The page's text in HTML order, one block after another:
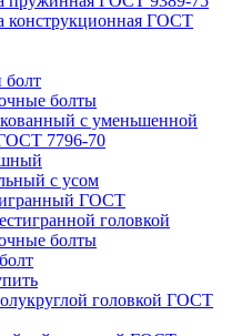
конструкционная ГОСТ
болты
с уменьшенной
7796-70
с усом
ГОСТ
головкой
болты
головкой ГОСТ